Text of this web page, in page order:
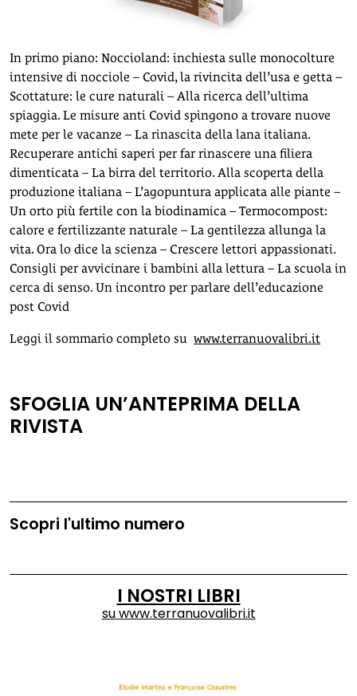
In primo piano: Noccioland: inchiesta sulle monocolture
intensive di nocciole – Covid, la rivincita dell’usa e getta –
Scottature: le cure naturali – Alla ricerca dell’ultima
spiaggia. Le misure anti Covid spingono a trovare nuove
mete per le vacanze – La rinascita della lana italiana.
Recuperare antichi saperi per far rinascere una filiera
dimenticata – La birra del territorio. Alla scoperta della
produzione italiana – L’agopuntura applicata alle piante –
Un orto più fertile con la biodinamica – Termocompost:
calore e fertilizzante naturale – La gentilezza allunga la
vita. Ora lo dice la scienza – Crescere lettori appassionati.
Consigli per avvicinare i bambini alla lettura – La scuola in
cerca di senso. Un incontro per parlare dell’educazione
post Covid
Leggi il sommario completo su www.terranuovalibri.it
SFOGLIA UN’ANTEPRIMA DELLA
RIVISTA
Scopri l'ultimo numero
I NOSTRI LIBRI
suwww.terranuovalibri.it